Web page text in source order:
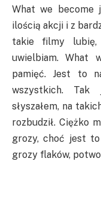
What we become
ilością akcji i z
takie filmy lubię,
uwielbiam. What
pamięć. Jest to
wszystkich. Tak
słyszałem, na
rozbudził. Ciężko
grozy, choć jest
grozy flaków,